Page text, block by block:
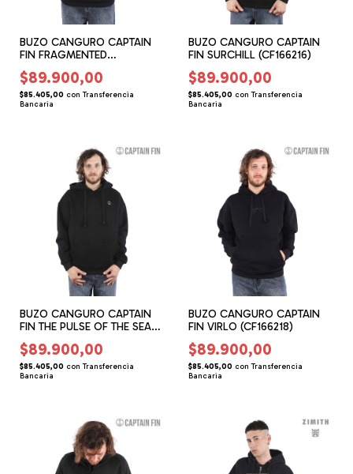
BUZO CANGURO CAPTAIN
FIN FRAGMENTED
(CF266209) (CF166209)
$89.900,00
$85.405,00 con Transferencia
Bancaria
BUZO CANGURO CAPTAIN
FIN SURCHILL (CF166216)
$89.900,00
$85.405,00 con Transferencia
Bancaria
BUZO CANGURO CAPTAIN
FIN THE PULSE OF THE SEA
(CF166217)
$89.900,00
$85.405,00 con Transferencia
Bancaria
BUZO CANGURO CAPTAIN
FIN VIRLO (CF166218)
$89.900,00
$85.405,00 con Transferencia
Bancaria